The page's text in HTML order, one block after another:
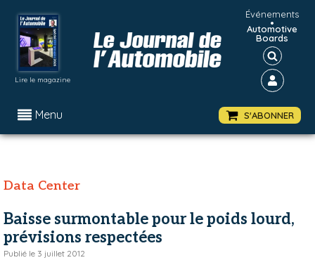
Lire le magazine
Événements
•
Automotive
Boards
Menu S'ABONNER
Data Center
Baisse surmontable pour le poids lourd,
prévisions respectées
Publié le 3 juillet 2012